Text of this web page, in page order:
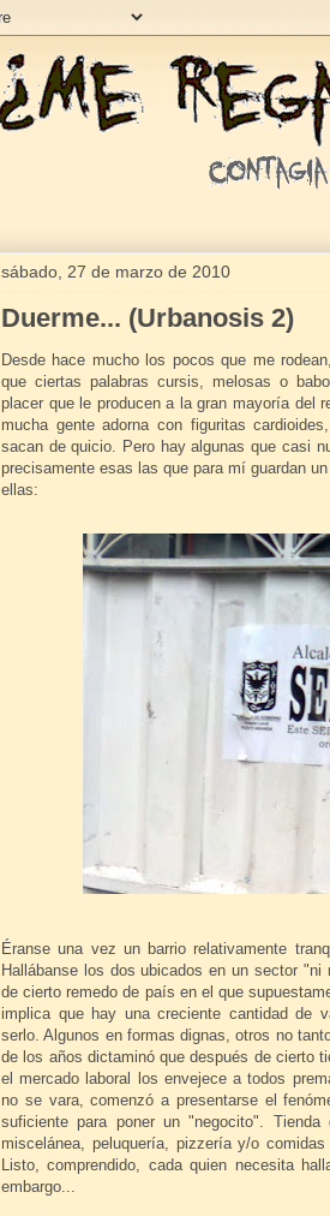
sábado, 27 de marzo de 2010
Duerme... (Urbanosis 2)
Desde hace mucho los pocos que me
que ciertas palabras cursis, melosas o
placer que le producen a la gran mayoría del
mucha gente adorna con figuritas
sacan de quicio. Pero hay algunas que casi
precisamente esas las que para mí guardan
ellas:
Éranse una vez un barrio relativamente
Hallábanse los dos ubicados en un sector
de cierto remedo de país en el que
implica que hay una creciente cantidad de
serlo. Algunos en formas dignas, otros no
de los años dictaminó que después de cierto
el mercado laboral los envejece a todos
no se vara, comenzó a presentarse el
suficiente para poner un "negocito". Tienda
miscelánea, peluquería, pizzería y/o
Listo, comprendido, cada quien necesita
embargo...